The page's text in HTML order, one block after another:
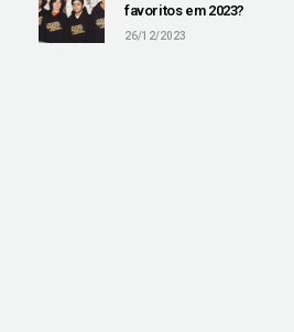
favoritos em 2023?
26/12/2023